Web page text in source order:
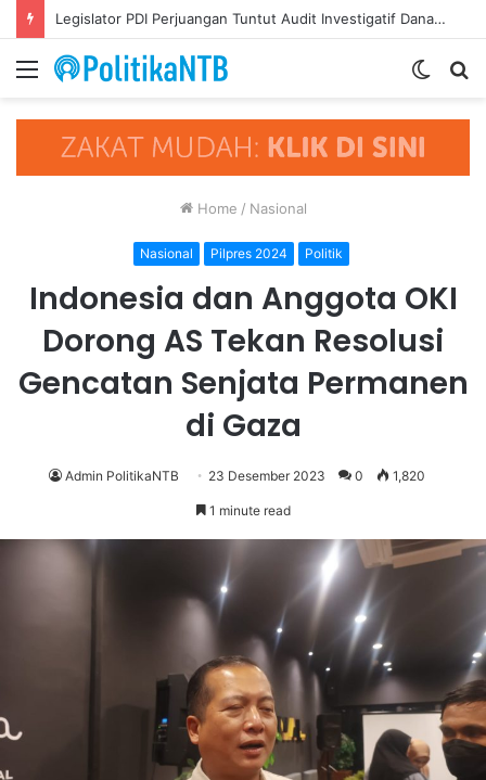
Legislator PDI Perjuangan Tuntut Audit Investigatif Dana BTR Setengah Triliun
Menu
Switch
Home / Nasional
Nasional Pilpres 2024 Politik
Indonesia dan Anggota OKI
Dorong AS Tekan Resolusi
Gencatan Senjata Permanen
di Gaza
Admin PolitikaNTB 23 Desember 2023 0 1,820
1 minute read